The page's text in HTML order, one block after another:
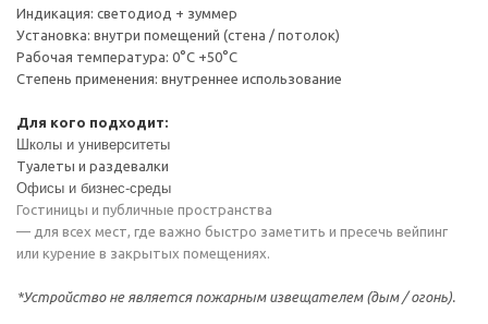
Индикация: светодиод + зуммер
Установка: внутри помещений (стена / потолок)
Рабочая температура: 0°C +50°C
Степень применения: внутреннее использование
Для кого подходит:
Школы и университеты
Туалеты и раздевалки
Офисы и бизнес‑среды
Гостиницы и публичные пространства
— для всех мест, где важно быстро заметить и пресечь вейпинг
или курение в закрытых помещениях.
*Устройство не является пожарным извещателем (дым / огонь).